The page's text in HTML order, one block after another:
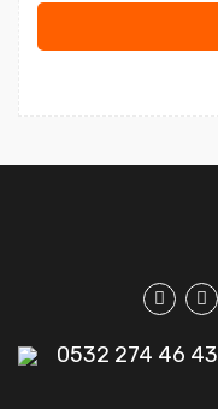
0532 274 46 43